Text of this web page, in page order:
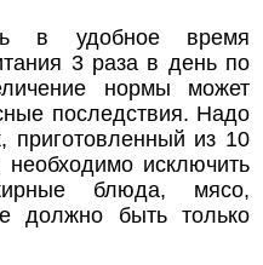
в удобное время
3 раза в день по
нормы может
последствия. Надо
приготовленный из 10
исключить
блюда, мясо,
должно быть только